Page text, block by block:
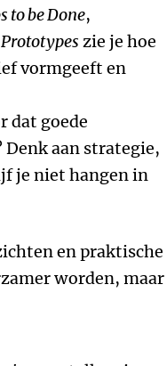
to be Done,
zie je hoe
vormgeeft en
dat goede
aan strategie,
je niet hangen in
en praktische
worden, maar